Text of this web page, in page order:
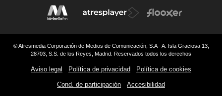
© Atresmedia Corporación de Medios de Comunicación, S.A - A. Isla Graciosa 13,
28703, S.S. de los Reyes, Madrid. Reservados todos los derechos
Aviso legal Política de privacidad Política de cookies
Cond. de participación Accesibilidad